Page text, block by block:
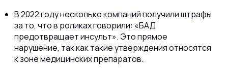
В 2022 году несколько компаний получили штрафы
за то, что в роликах говорили: «БАД
предотвращает инсульт». Это прямое
нарушение, так как такие утверждения относятся
к зоне медицинских препаратов.